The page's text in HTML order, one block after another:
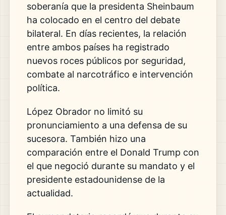
soberanía que la presidenta Sheinbaum
ha colocado en el centro del debate
bilateral. En días recientes, la relación
entre ambos países ha registrado
nuevos roces públicos por seguridad,
combate al narcotráfico e intervención
política.
López Obrador no limitó su
pronunciamiento a una defensa de su
sucesora. También hizo una
comparación entre el Donald Trump con
el que negoció durante su mandato y el
presidente estadounidense de la
actualidad.